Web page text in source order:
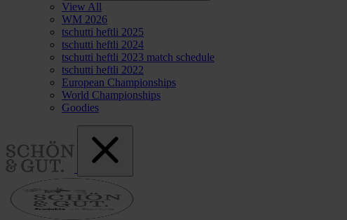
View All
WM 2026
tschutti heftli 2025
tschutti heftli 2024
tschutti heftli 2023 match schedule
tschutti heftli 2022
European Championships
World Championships
Goodies